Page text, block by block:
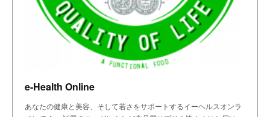
e-Health Online
あなたの健康と美容、そして若さをサポートするイーヘルスオンラ